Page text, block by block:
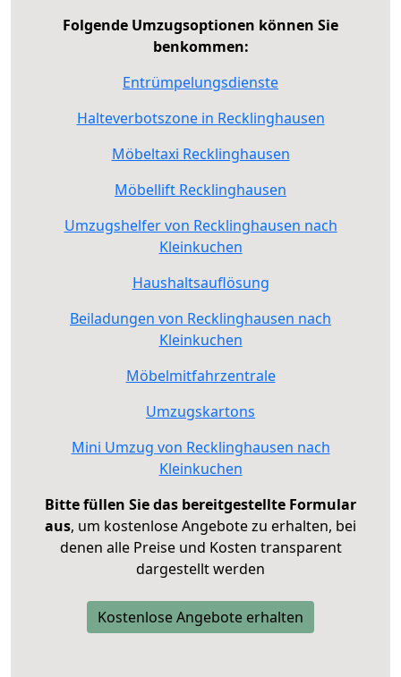
Folgende Umzugsoptionen können Sie
benkommen:
Entrümpelungsdienste
Halteverbotszone in Recklinghausen
Möbeltaxi Recklinghausen
Möbellift Recklinghausen
Umzugshelfer von Recklinghausen nach
Kleinkuchen
Haushaltsauflösung
Beiladungen von Recklinghausen nach
Kleinkuchen
Möbelmitfahrzentrale
Umzugskartons
Mini Umzug von Recklinghausen nach
Kleinkuchen
Bitte füllen Sie das bereitgestellte Formular
aus, um kostenlose Angebote zu erhalten, bei
denen alle Preise und Kosten transparent
dargestellt werden
Kostenlose Angebote erhalten